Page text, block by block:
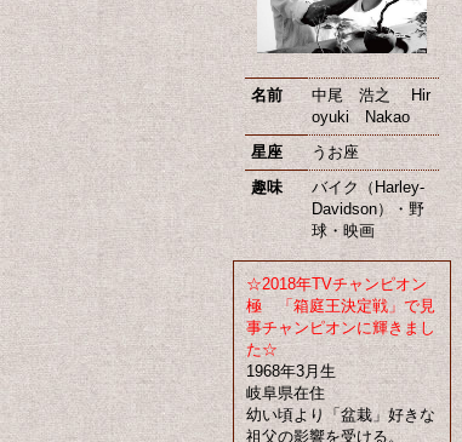
名前
中尾 浩之 Hir
oyuki Nakao
星座
うお座
趣味
バイク（Harley-
Davidson）・野
球・映画
☆2018年TVチャンピオン
極 「箱庭王決定戦」で見
事チャンピオンに輝きまし
た☆
1968年3月生
岐阜県在住
幼い頃より「盆栽」好きな
祖父の影響を受ける。